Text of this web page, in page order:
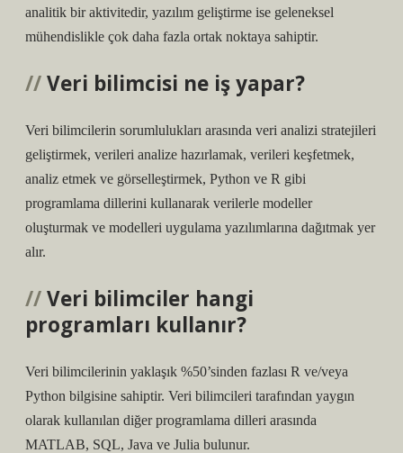
analitik bir aktivitedir, yazılım geliştirme ise geleneksel
mühendislikle çok daha fazla ortak noktaya sahiptir.
Veri bilimcisi ne iş yapar?
Veri bilimcilerin sorumlulukları arasında veri analizi stratejileri
geliştirmek, verileri analize hazırlamak, verileri keşfetmek,
analiz etmek ve görselleştirmek, Python ve R gibi
programlama dillerini kullanarak verilerle modeller
oluşturmak ve modelleri uygulama yazılımlarına dağıtmak yer
alır.
Veri bilimciler hangi
programları kullanır?
Veri bilimcilerinin yaklaşık %50’sinden fazlası R ve/veya
Python bilgisine sahiptir. Veri bilimcileri tarafından yaygın
olarak kullanılan diğer programlama dilleri arasında
MATLAB, SQL, Java ve Julia bulunur.